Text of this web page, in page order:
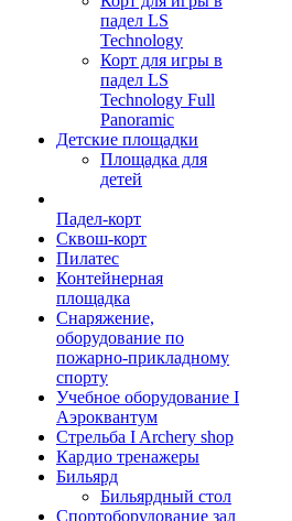
падел LS
Technology
Корт для игры в
падел LS
Technology Full
Panoramic
Детские площадки
Площадка для
детей
Падел-корт
Сквош-корт
Пилатес
Контейнерная
площадка
Снаряжение,
оборудование по
пожарно-прикладному
спорту
Учебное оборудование I
Аэроквантум
Стрельба I Archery shop
Кардио тренажеры
Бильярд
Бильярдный стол
Спортоборудование зал